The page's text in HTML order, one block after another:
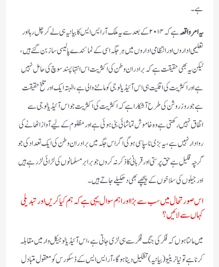
ہے۔
یہ امر واقعہ
ہے کہ ۲۰۱۴ کے بعد سے یہ ملک آر ایس ایس کا بیانیہ ہی لے کر چل رہا اور
تعلیمی اداروں اور انتظامی اداروں میں ہر جگہ اسی کے نمائندے پالیسی ساز بن گئے ہیں،
لیکن یہ بھی حقیقت ہے کہ برادران وطن کی اکثریت اس انتہا پسند سوچ کی حامل نہیں
ہے اور اکثریت کی اقلیت ہی اس آئیڈیالوجی کو ماننے والی ہے، البتہ ایک اور تلخ حقیقت
ہے جو روز روشن کی طرح آشکارا ہے کہ اکثریت کی اکثریت جو اس آئیڈیالوجی سے
اتفاق نہیں رکھتی ہے وہ خاموش تماشائی بنی ہوئی ہے اور مظلوم کے لیے آواز اٹھانے کی
روادار نہیں ہے، یہ بڑی نا سپاسی ہوگی اگر اس جگہ میں برادران وطن کی ایک تعداد کی جو
گرچہ قلیل ہے حق پرستی اور قربانی کا ذکر نہ کروں جو برابر مسلمانوں کی لڑائی لڑ رہے ہیں
اور جیلوں کی سلاخوں کے پیچھے بھی دھکیلے جاتے ہیں۔
اس صورتحال میں سب سے بڑا اور اہم سوال یہی ہے کہ ہم کیا کریں اور تبدیلی
کہاں سے لائیں؟
میں مانتا ہوں کہ فکر کی جنگ فکر سے ہی لڑی جاتی ہے، اس آئیڈیالوجیکل وار میں مقابلہ
کرنا ہے تو نیا نریٹیو (بیانیہ) تشکیل دینا ہوگا، آر ایس ایس کے ڈسکورس کو معقول متبادل